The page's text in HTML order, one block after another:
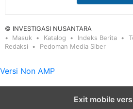
© INVESTIGASI NUSANTARA
Masuk
Katalog Indeks Berita
Redaksi
Pedoman Media Siber
Versi Non AMP
Exit mobile